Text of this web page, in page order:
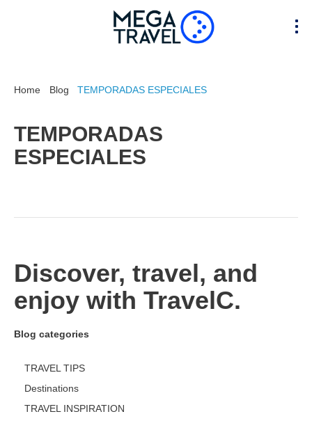
Home Blog TEMPORADAS ESPECIALES
TEMPORADAS
ESPECIALES
Discover, travel, and
enjoy with TravelC.
Blog categories
TRAVEL TIPS
Destinations
TRAVEL INSPIRATION